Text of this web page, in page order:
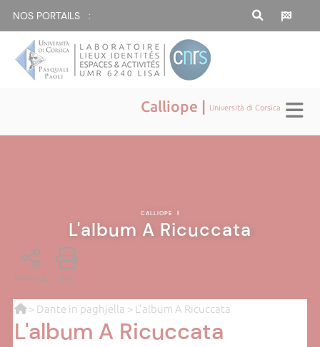
NOS PORTAILS :
Calliope | Università di Corsica
CALLIOPE |
L'album A Ricuccata
PARTAGE PDF
> Dante in paghjella > L'album A Ricuccata
L'album A Ricuccata